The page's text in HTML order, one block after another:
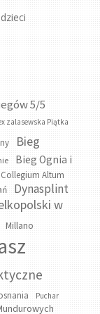
5/5
zalasewska Piątka
Bieg
Bieg Ognia i
Altum
Dynasplint
w
Millano
Puchar